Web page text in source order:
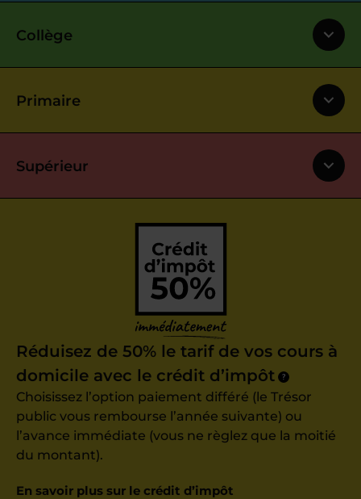
Collège
Primaire
Supérieur
Réduisez de 50% le tarif de vos cours à
domicile avec le crédit d’impôt
?
Choisissez l’option paiement différé (le Trésor
public vous rembourse l’année suivante) ou
l’avance immédiate (vous ne règlez que la moitié
du montant).
En savoir plus sur le crédit d’impôt